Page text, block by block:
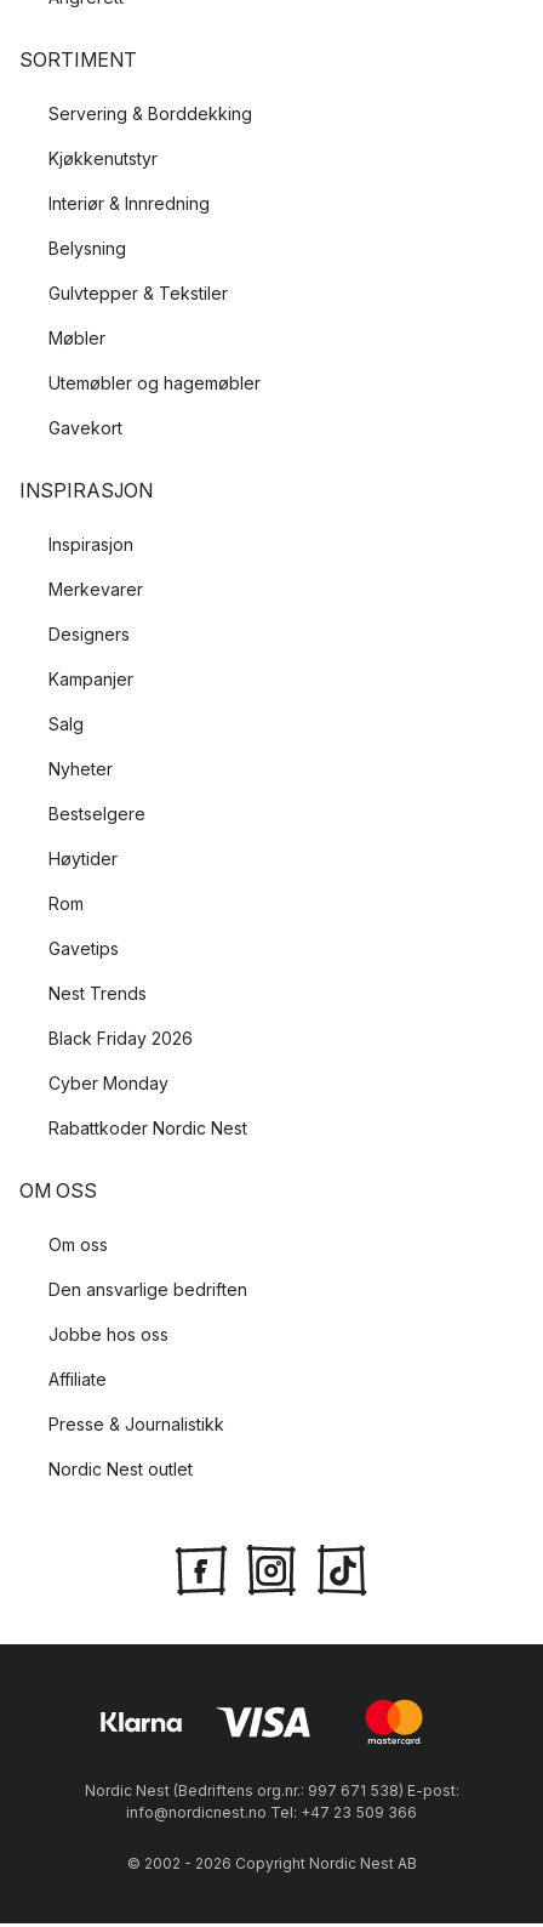
SORTIMENT
Servering & Borddekking
Kjøkkenutstyr
Interiør & Innredning
Belysning
Gulvtepper & Tekstiler
Møbler
Utemøbler og hagemøbler
Gavekort
INSPIRASJON
Inspirasjon
Merkevarer
Designers
Kampanjer
Salg
Nyheter
Bestselgere
Høytider
Rom
Gavetips
Nest Trends
Black Friday 2026
Cyber Monday
Rabattkoder Nordic Nest
OM OSS
Om oss
Den ansvarlige bedriften
Jobbe hos oss
Affiliate
Presse & Journalistikk
Nordic Nest outlet
Nordic Nest (Bedriftens org.nr.: 997 671 538) E-post:
info@nordicnest.no Tel: +47 23 509 366
© 2002 - 2026 Copyright Nordic Nest AB